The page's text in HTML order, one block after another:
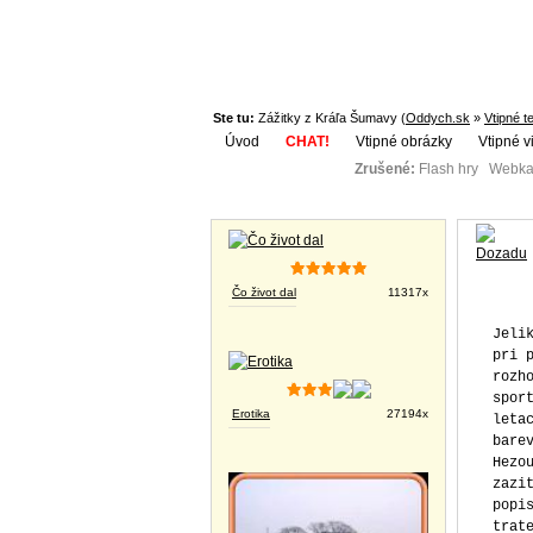
Ste tu: Zážitky z Kráľa Šumavy (Oddych.sk » Vtipné
Úvod
CHAT! Vtipné obrázky Vtipné
Zrušené: Flash hry
Čo život dal 11317x
Erotika 27194x
Jelikoz svalova horecka pozvolna ustupuje, krev z leveho ucha tece jen pri prudsim pohybu, a sadrovy krunyr okolo patere jiz tolik netlaci, rozhodl sem se v nekolika odstavcich zaznamenat zatim nejintenzivnejsi sportovni zazitek sveho zivota. Cela akce zacala pomerne nevinne-barevnym letackem zobrazujicim slachoviteho mladika s hranatymi rysy, v prilehavem barevnem cyklistickem dresu, ledabyle opreneho o luxusni horske kolo. Hezoun byl doprovazen lzivym textem slibujicim " nevsedni sportovni zazitek" v " technicky narocnem terenu". Propagacni material dale popisoval nezazivne podrobnosti jako